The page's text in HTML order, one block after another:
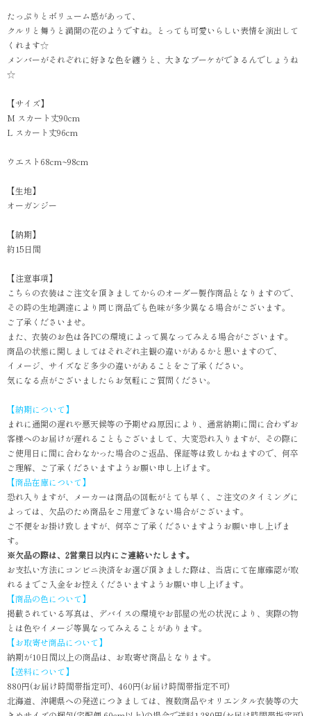
たっぷりとボリューム感があって、
クルリと舞うと満開の花のようですね。とっても可愛いらしい表情を演出して
くれます☆
メンバーがそれぞれに好きな色を纏うと、大きなブーケができるんでしょうね
☆
【サイズ】
M スカート丈90cm
L スカート丈96cm
ウエスト68cm~98cm
【生地】
オーガンジー
【納期】
約15日間
【注意事項】
こちらの衣装はご注文を頂きましてからのオーダー製作商品となりますので、
その時の生地調達により同じ商品でも色味が多少異なる場合がございます。
ご了承くださいませ。
また、衣装のお色は各PCの環境によって異なってみえる場合がございます。
商品の状態に関しましてはそれぞれ主観の違いがあるかと思いますので、
イメージ、サイズなど多少の違いがあることをご了承ください。
気になる点がございましたらお気軽にご質問ください。
【納期について】
まれに通関の遅れや悪天候等の予期せぬ原因により、通常納期に間に合わずお
客様へのお届けが遅れることもございまして、大変恐れ入りますが、その際に
ご使用日に間に合わなかった場合のご返品、保証等は致しかねますので、何卒
ご理解、ご了承くださいますようお願い申し上げます。
【商品在庫について】
恐れ入りますが、メーカーは商品の回転がとても早く、ご注文のタイミングに
よっては、欠品のため商品をご用意できない場合がございます。
ご不便をお掛け致しますが、何卒ご了承くださいますようお願い申し上げま
す。
※欠品の際は、2営業日以内にご連絡いたします。
お支払い方法にコンビニ決済をお選び頂きました際は、当店にて在庫確認が取
れるまでご入金をお控えくださいますようお願い申し上げます。
【商品の色について】
掲載されている写真は、デバイスの環境やお部屋の光の状況により、実際の物
とは色やイメージ等異なってみえることがあります。
【お取寄せ商品について】
納期が10日間以上の商品は、お取寄せ商品となります。
【送料について】
880円(お届け時間帯指定可)、460円(お届け時間帯指定不可)
北海道、沖縄県への発送につきましては、複数商品やオリエンタル衣装等の大